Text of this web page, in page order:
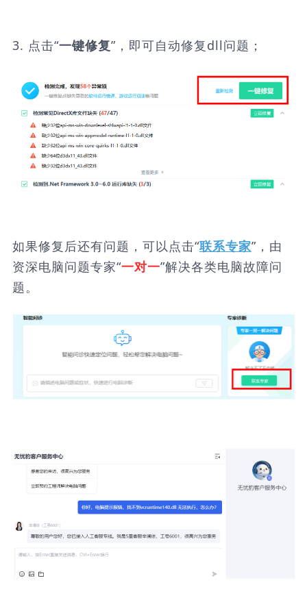
3. 点击“一键修复”，即可自动修复dll问题；
如果修复后还有问题，可以点击“联系专家”，由
资深电脑问题专家“一对一”解决各类电脑故障问
题。